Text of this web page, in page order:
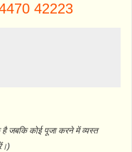
42223
जबकि कोई पूजा करने में व्यस्त